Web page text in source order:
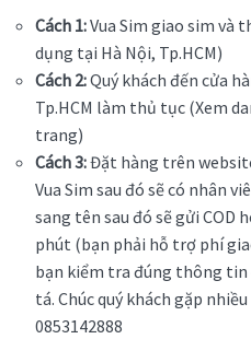
Cách 1:Vua Sim giao sim và
dụng tại Hà Nội, Tp.HCM)
Cách 2:Quý khách đến cửa
Tp.HCM làm thủ tục (Xem
trang)
Cách 3:Đặt hàng trên
Vua Sim sau đó sẽ có nhân
sang tên sau đó sẽ gửi COD
phút (bạn phải hỗ trợ phí
bạn kiểm tra đúng thông tin
tá. Chúc quý khách gặp
0853142888